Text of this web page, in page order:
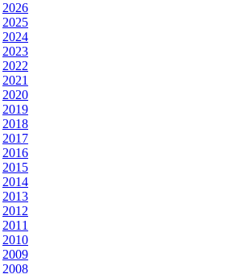
2026
2025
2024
2023
2022
2021
2020
2019
2018
2017
2016
2015
2014
2013
2012
2011
2010
2009
2008